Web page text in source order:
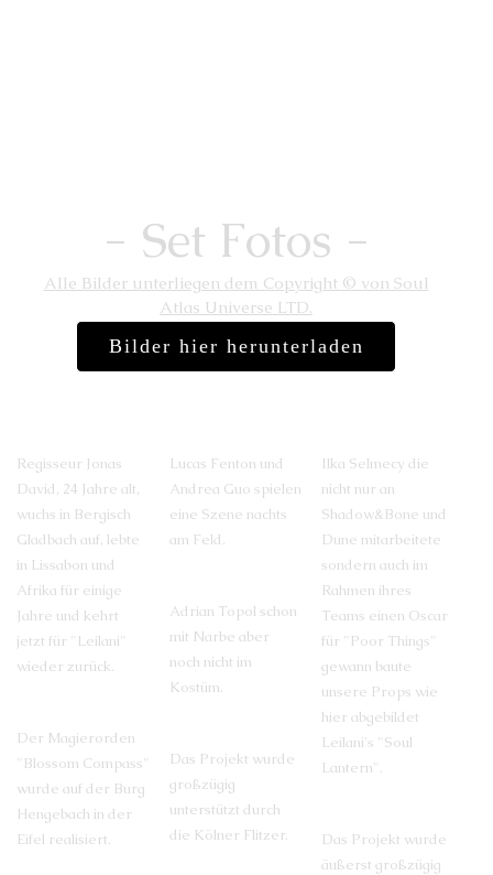
- Set Fotos -
Alle Bilder unterliegen dem Copyright © von Soul
Atlas Universe LTD.
Bilder hier herunterladen
Regisseur Jonas
David, 24 Jahre alt,
wuchs in Bergisch
Gladbach auf, lebte
in Lissabon und
Afrika für einige
Jahre und kehrt
jetzt für "Leilani"
wieder zurück.
Der Magierorden
"Blossom Compass"
wurde auf der Burg
Hengebach in der
Eifel realisiert.
Lucas Fenton und
Andrea Guo spielen
eine Szene nachts
am Feld.
Adrian Topol schon
mit Narbe aber
noch nicht im
Kostüm.
Das Projekt wurde
großzügig
unterstützt durch
die Kölner Flitzer.
Ilka Selmecy die
nicht nur an
Shadow&Bone und
Dune mitarbeitete
sondern auch im
Rahmen ihres
Teams einen Oscar
für "Poor Things"
gewann baute
unsere Props wie
hier abgebildet
Leilani's "Soul
Lantern".
Das Projekt wurde
äußerst großzügig